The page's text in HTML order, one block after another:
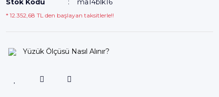
Stok Kodu
ma14blk16
* 12.352,68 TL den başlayan taksitlerle!!
Yüzük Ölçüsü Nasıl Alınır?